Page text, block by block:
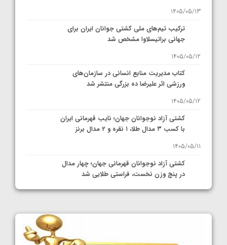
1405/05/13
ترکیب تیم‌های ملی کشتی جوانان ایران برای
جهانی براتیسلاوا مشخص شد
1405/05/12
کتاب مدیریت منابع انسانی در سازمان‌های
ورزشی اثر علیرضا ده بزرگی منتشر شد
1405/05/12
کشتی آزاد نوجوانان جهان؛ نایب قهرمانی ایران
با کسب ۳ مدال طلا، ۱ نقره و ۲ مدال برنز
1405/05/11
کشتی آزاد نوجوانان قهرمانی جهان؛ چهار مدال
در پنج وزن نخست، فراستی طلایی شد
1405/05/11